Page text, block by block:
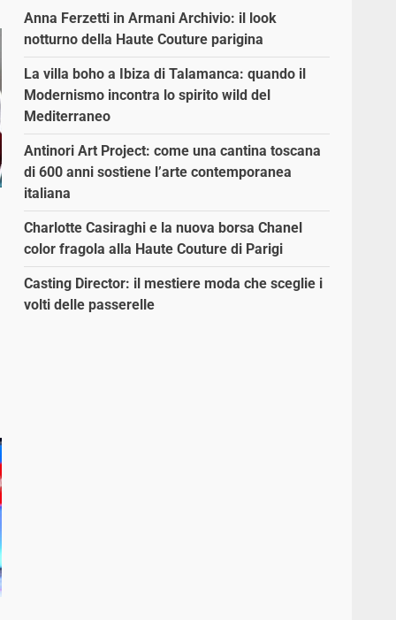
Anna Ferzetti in Armani Archivio: il look
notturno della Haute Couture parigina
La villa boho a Ibiza di Talamanca: quando il
Modernismo incontra lo spirito wild del
Mediterraneo
Antinori Art Project: come una cantina toscana
di 600 anni sostiene l’arte contemporanea
italiana
Charlotte Casiraghi e la nuova borsa Chanel
color fragola alla Haute Couture di Parigi
Casting Director: il mestiere moda che sceglie i
volti delle passerelle